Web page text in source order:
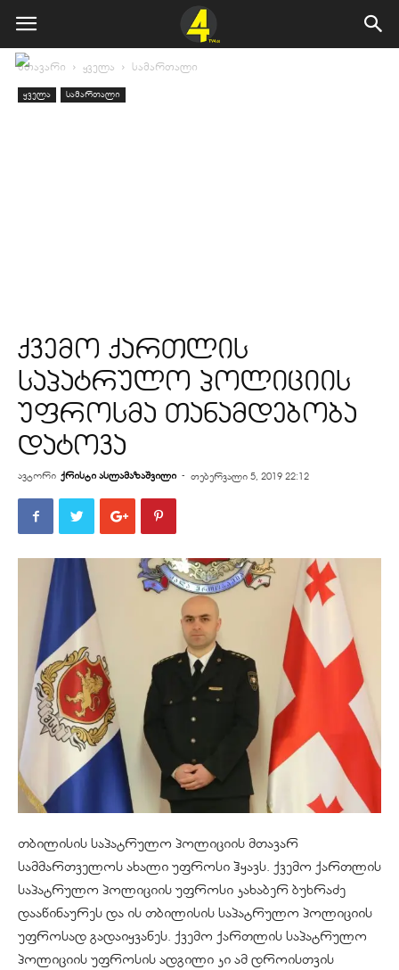
მთავარი ყველა სამართალი
ყველა სამართალი
ქვემო ქართლის
საპატრულო პოლიციის
უფროსმა თანამდებობა
დატოვა
ავტორი ქრისტი ასლამაზაშვილი - თებერვალი 5, 2019 22:12
თბილისის საპატრულო პოლიციის მთავარ
სამმართველოს ახალი უფროსი ჰყავს. ქვემო ქართლის
საპატრულო პოლიციის უფროსი კახაბერ ბუხრაძე
დააწინაურეს და ის თბილისის საპატრულო პოლიციის
უფროსად გადაიყვანეს. ქვემო ქართლის საპატრულო
პოლიციის უფროსის ადგილი კი ამ დროისთვის